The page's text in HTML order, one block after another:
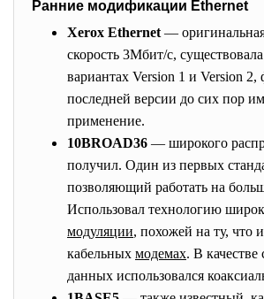
Ранние модификации Ethernet
Xerox Ethernet —
скорость 3Мбит/с,
вариантах Version 1 и Version 2,
последней версии до сих пор
применение.
10BROAD36 — широкого
получил. Один из первых
позволяющий работать на
Использовал технологию
модуляции, похожей на ту, что
кабельных модемах. В качестве
данных использовался